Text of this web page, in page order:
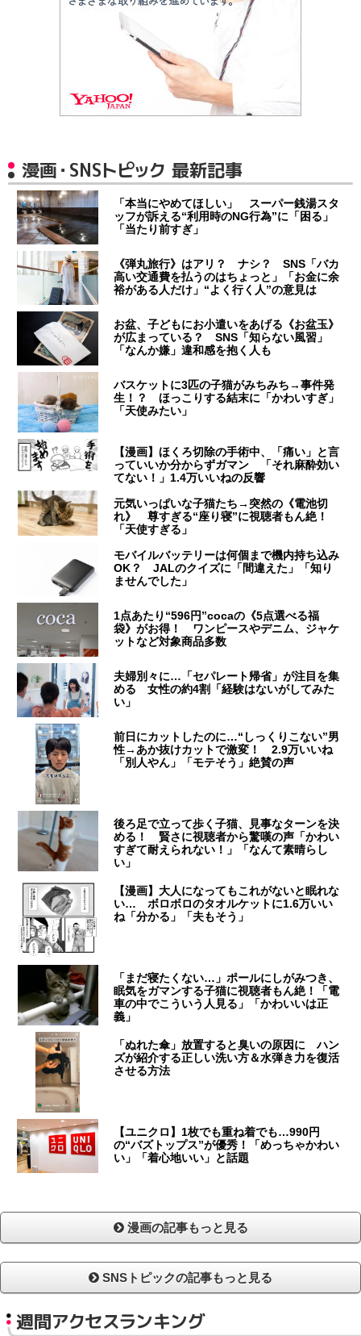
漫画・SNSトピック 最新記事
「本当にやめてほしい」 スーパー銭湯スタ
ッフが訴える“利用時のNG行為”に「困る」
「当たり前すぎ」
《弾丸旅行》はアリ？ ナシ？ SNS「バカ
高い交通費を払うのはちょっと」「お金に余
裕がある人だけ」“よく行く人”の意見は
お盆、子どもにお小遣いをあげる《お盆玉》
が広まっている？ SNS「知らない風習」
「なんか嫌」違和感を抱く人も
バスケットに3匹の子猫がみちみち→事件発
生！？ ほっこりする結末に「かわいすぎ」
「天使みたい」
【漫画】ほくろ切除の手術中、「痛い」と言
っていいか分からずガマン 「それ麻酔効い
てない！」1.4万いいねの反響
元気いっぱいな子猫たち→突然の《電池切
れ》 尊すぎる“座り寝”に視聴者もん絶！
「天使すぎる」
モバイルバッテリーは何個まで機内持ち込み
OK？ JALのクイズに「間違えた」「知り
ませんでした」
1点あたり“596円”cocaの《5点選べる福
袋》がお得！ ワンピースやデニム、ジャケ
ットなど対象商品多数
夫婦別々に…「セパレート帰省」が注目を集
める 女性の約4割「経験はないがしてみた
い」
前日にカットしたのに…“しっくりこない”男
性→あか抜けカットで激変！ 2.9万いいね
「別人やん」「モテそう」絶賛の声
後ろ足で立って歩く子猫、見事なターンを決
める！ 賢さに視聴者から驚嘆の声「かわい
すぎて耐えられない！」「なんて素晴らし
い」
【漫画】大人になってもこれがないと眠れな
い… ボロボロのタオルケットに1.6万いい
ね「分かる」「夫もそう」
「まだ寝たくない…」ポールにしがみつき、
眠気をガマンする子猫に視聴者もん絶！「電
車の中でこういう人見る」「かわいいは正
義」
「ぬれた傘」放置すると臭いの原因に ハン
ズが紹介する正しい洗い方＆水弾き力を復活
させる方法
【ユニクロ】1枚でも重ね着でも…990円
の“バズトップス”が優秀！「めっちゃかわい
い」「着心地いい」と話題
漫画の記事もっと見る
SNSトピックの記事もっと見る
週間アクセスランキング